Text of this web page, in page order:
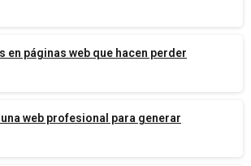
en páginas web que hacen perder
web profesional para generar